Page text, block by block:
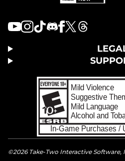
©2026 Take-Two Interactive Software,